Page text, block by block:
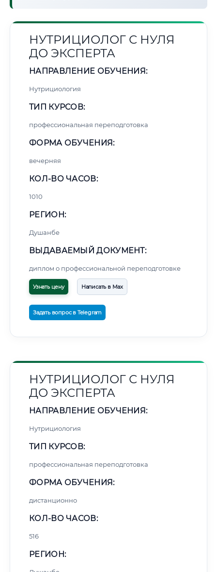
НУТРИЦИОЛОГ С НУЛЯ
ДО ЭКСПЕРТА
НАПРАВЛЕНИЕ ОБУЧЕНИЯ:
Нутрициология
ТИП КУРСОВ:
профессиональная переподготовка
ФОРМА ОБУЧЕНИЯ:
вечерняя
КОЛ-ВО ЧАСОВ:
1010
РЕГИОН:
Душанбе
ВЫДАВАЕМЫЙ ДОКУМЕНТ:
диплом о профессиональной переподготовке
Узнать цену Написать в Max
Задать вопрос в Telegram
НУТРИЦИОЛОГ С НУЛЯ
ДО ЭКСПЕРТА
НАПРАВЛЕНИЕ ОБУЧЕНИЯ:
Нутрициология
ТИП КУРСОВ:
профессиональная переподготовка
ФОРМА ОБУЧЕНИЯ:
дистанционно
КОЛ-ВО ЧАСОВ:
516
РЕГИОН: